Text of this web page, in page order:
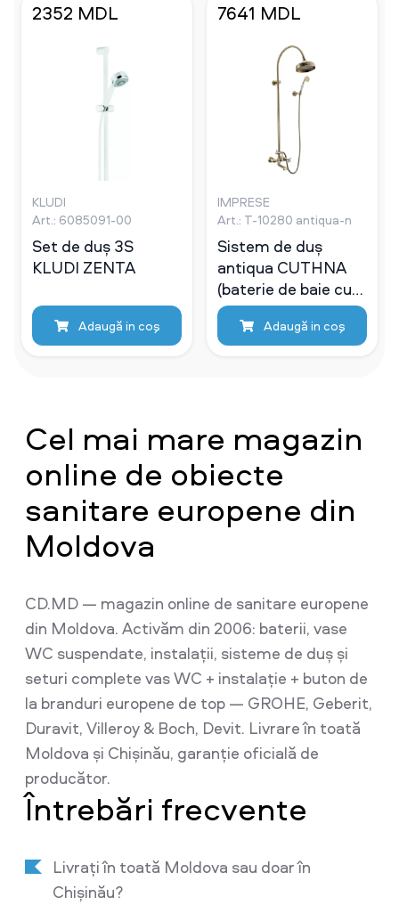
2352 MDL
KLUDI
Art.: 6085091-00
Set de duș 3S
KLUDI ZENTA
Adaugă in coş
7641 MDL
IMPRESE
Art.: T-10280 antiqua-n
Sistem de duș
antiqua CUTHNA
(baterie de baie cu
două valve, duș de
sus și de mână),
Adaugă in coş
Cel mai mare magazin
online de obiecte
sanitare europene din
Moldova
CD.MD — magazin online de sanitare europene
din Moldova. Activăm din 2006: baterii, vase
WC suspendate, instalații, sisteme de duș și
seturi complete vas WC + instalație + buton de
la branduri europene de top — GROHE, Geberit,
Duravit, Villeroy & Boch, Devit. Livrare în toată
Moldova și Chișinău, garanție oficială de
producător.
Întrebări frecvente
Livrați în toată Moldova sau doar în
Chișinău?